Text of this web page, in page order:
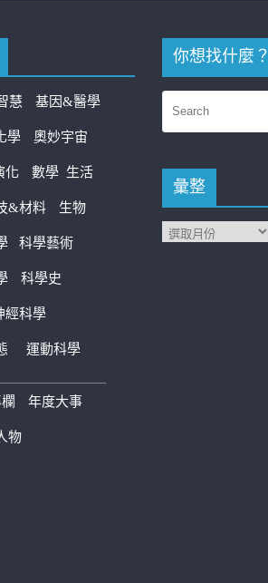
慧 基因&醫學
學 奧妙宇宙
化 數學 生活
&材料 生物
科學藝術
科學史
經科學
態 運動科學
年度大事
物
你想找什麼？
彙整